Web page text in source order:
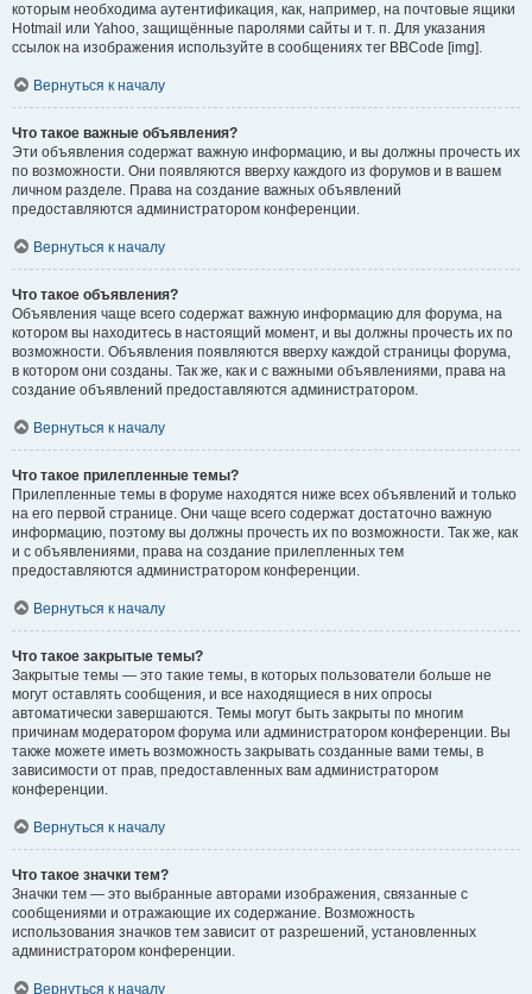
которым необходима аутентификация, как, например, на почтовые ящики
Hotmail или Yahoo, защищённые паролями сайты и т. п. Для указания
ссылок на изображения используйте в сообщениях тег BBCode [img].
Вернуться к началу
Что такое важные объявления?
Эти объявления содержат важную информацию, и вы должны прочесть их
по возможности. Они появляются вверху каждого из форумов и в вашем
личном разделе. Права на создание важных объявлений
предоставляются администратором конференции.
Вернуться к началу
Что такое объявления?
Объявления чаще всего содержат важную информацию для форума, на
котором вы находитесь в настоящий момент, и вы должны прочесть их по
возможности. Объявления появляются вверху каждой страницы форума,
в котором они созданы. Так же, как и с важными объявлениями, права на
создание объявлений предоставляются администратором.
Вернуться к началу
Что такое прилепленные темы?
Прилепленные темы в форуме находятся ниже всех объявлений и только
на его первой странице. Они чаще всего содержат достаточно важную
информацию, поэтому вы должны прочесть их по возможности. Так же, как
и с объявлениями, права на создание прилепленных тем
предоставляются администратором конференции.
Вернуться к началу
Что такое закрытые темы?
Закрытые темы — это такие темы, в которых пользователи больше не
могут оставлять сообщения, и все находящиеся в них опросы
автоматически завершаются. Темы могут быть закрыты по многим
причинам модератором форума или администратором конференции. Вы
также можете иметь возможность закрывать созданные вами темы, в
зависимости от прав, предоставленных вам администратором
конференции.
Вернуться к началу
Что такое значки тем?
Значки тем — это выбранные авторами изображения, связанные с
сообщениями и отражающие их содержание. Возможность
использования значков тем зависит от разрешений, установленных
администратором конференции.
Вернуться к началу